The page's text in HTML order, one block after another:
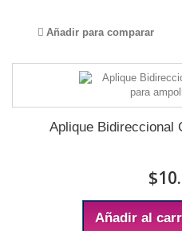
Añadir para comparar
Aplique Bidireccional
Añadir al